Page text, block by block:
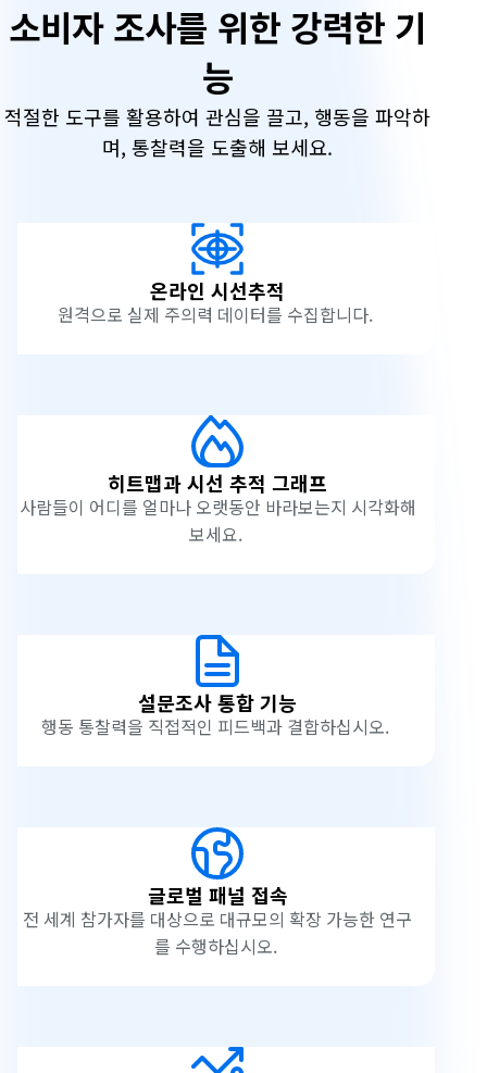
능
소비자 조사를 위한 강력한 기
능
적절한 도구를 활용하여 관심을 끌고, 행동을 파악하
며, 통찰력을 도출해 보세요.
온라인 시선추적
원격으로 실제 주의력 데이터를 수집합니다.
히트맵과 시선 추적 그래프
사람들이 어디를 얼마나 오랫동안 바라보는지 시각화해
보세요.
설문조사 통합 기능
행동 통찰력을 직접적인 피드백과 결합하십시오.
글로벌 패널 접속
전 세계 참가자를 대상으로 대규모의 확장 가능한 연구
를 수행하십시오.